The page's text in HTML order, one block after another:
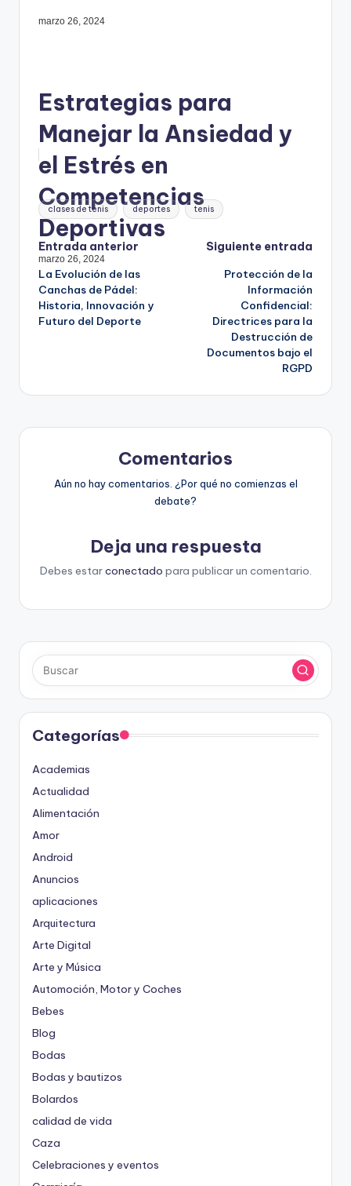
marzo 26, 2024
Estrategias para
Manejar la Ansiedad y
el Estrés en
Competencias
Deportivas
marzo 26, 2024
Etiquetas:
clases de tenis deportes tenis
Navegación
de
entradas
Entrada anterior
La Evolución de las
Canchas de Pádel:
Historia, Innovación y
Futuro del Deporte
Siguiente entrada
Protección de la
Información
Confidencial:
Directrices para la
Destrucción de
Documentos bajo el
RGPD
Comentarios
Aún no hay comentarios. ¿Por qué no comienzas el
debate?
Deja una respuesta
Debes estarconectado para publicar un comentario.
Categorías
Academias
Actualidad
Alimentación
Amor
Android
Anuncios
aplicaciones
Arquitectura
Arte Digital
Arte y Música
Automoción, Motor y Coches
Bebes
Blog
Bodas
Bodas y bautizos
Bolardos
calidad de vida
Caza
Celebraciones y eventos